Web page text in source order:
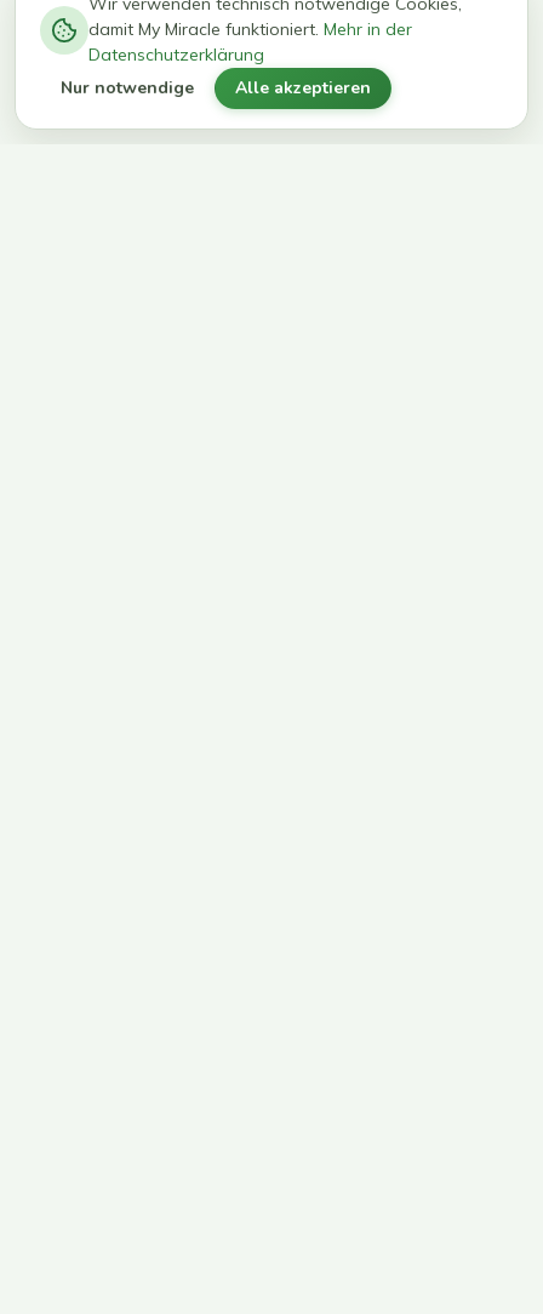
kg in 12
Wochen
erreichen
ihr Ziel
damit My Miracle funktioniert. Mehr in der
Datenschutzerklärung
Nur notwendige Alle akzeptieren